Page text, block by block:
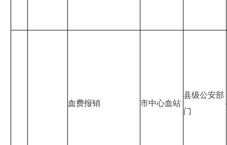
血费报销 市中心血站
县级公安部
门